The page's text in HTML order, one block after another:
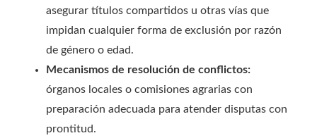
asegurar títulos compartidos u otras vías que
impidan cualquier forma de exclusión por razón
de género o edad.
Mecanismos de resolución de conflictos:
órganos locales o comisiones agrarias con
preparación adecuada para atender disputas con
prontitud.